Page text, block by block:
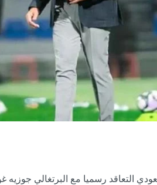
التعاقد رسميا مع البرتغالي جوزيه